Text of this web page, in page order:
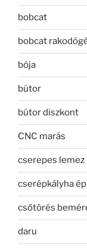
bobcat
bobcat
bója
bútor
bútor diszkont
CNC marás
cserepes lemez
cserépkályha
csőtörés
daru